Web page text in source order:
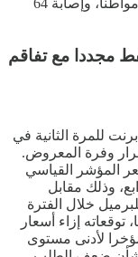
العائلات في القطاع، أسفرتا عن إستشهاد 16 مواطنا، وإصابة 64
مجددا مع تفاقم
للمرة الثانية في
وفرة المعروض.
المؤشر القياسي
وذلك مقابل
بوصوله إلى 80 دولار للبرميل خلال الفترة
إزاء أسعار
لأدنى مستوى